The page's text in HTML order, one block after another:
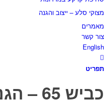
מצוקי סלע – ייצוב והגנה
מאמרים
צור קשר
English
תפריט
כביש 65 – הגנת דרדרת ברשת פלדה דלטקס שווייץ